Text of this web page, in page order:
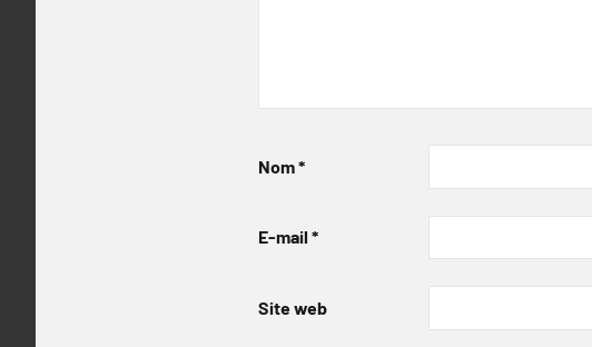
Nom*
E-mail *
Site web